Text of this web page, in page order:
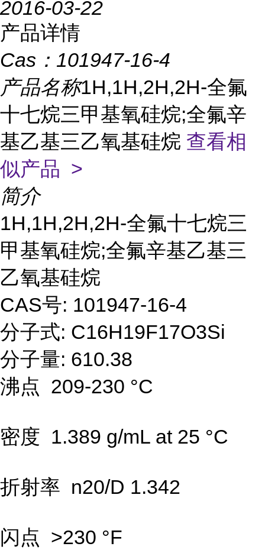
2016-03-22
产品详情
Cas： 101947-16-4
产品名称1H,1H,2H,2H-全氟
十七烷三甲基氧硅烷;全氟辛
基乙基三乙氧基硅烷 查看相
似产品 >
简介
1H,1H,2H,2H-全氟十七烷三
甲基氧硅烷;全氟辛基乙基三
乙氧基硅烷
CAS号: 101947-16-4
分子式: C16H19F17O3Si
分子量: 610.38
沸点 209-230 °C
密度 1.389 g/mL at 25 °C
折射率 n20/D 1.342
闪点 >230 °F